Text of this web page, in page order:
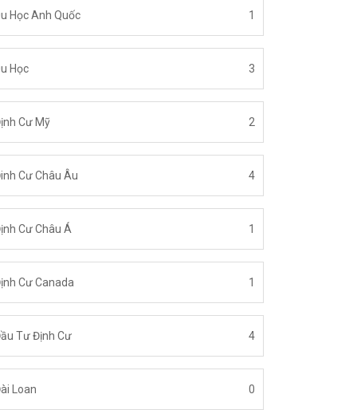
Học Anh Quốc 1
Học 3
Cư Mỹ 2
Cư Châu Âu 4
Cư Châu Á 1
Cư Canada 1
Tư Định Cư 4
Loan 0